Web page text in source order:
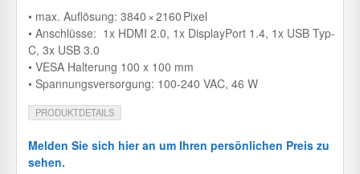
• max. Auflösung: 3840 × 2160 Pixel
• Anschlüsse: 1x HDMI 2.0, 1x DisplayPort 1.4, 1x USB Typ-
C, 3x USB 3.0
• VESA Halterung 100 x 100 mm
• Spannungsversorgung: 100-240 VAC, 46 W
PRODUKTDETAILS
Melden Sie sich hier an um Ihren persönlichen Preis zu
sehen.